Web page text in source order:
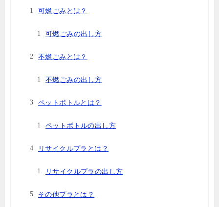
可燃ごみとは？
可燃ごみの出し方
不燃ごみとは？
不燃ごみの出し方
ペットボトルとは？
ペットボトルの出し方
リサイクルプラとは？
リサイクルプラの出し方
その他プラとは？